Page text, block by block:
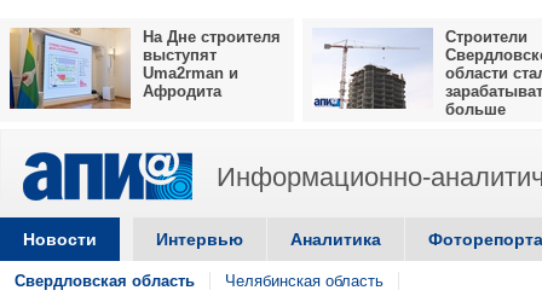
На Дне строителя
выступят
Uma2rman и
Афродита
Строители
области
больше
Информационно-
Новости Интервью Аналитика
Свердловская область Челябинская область